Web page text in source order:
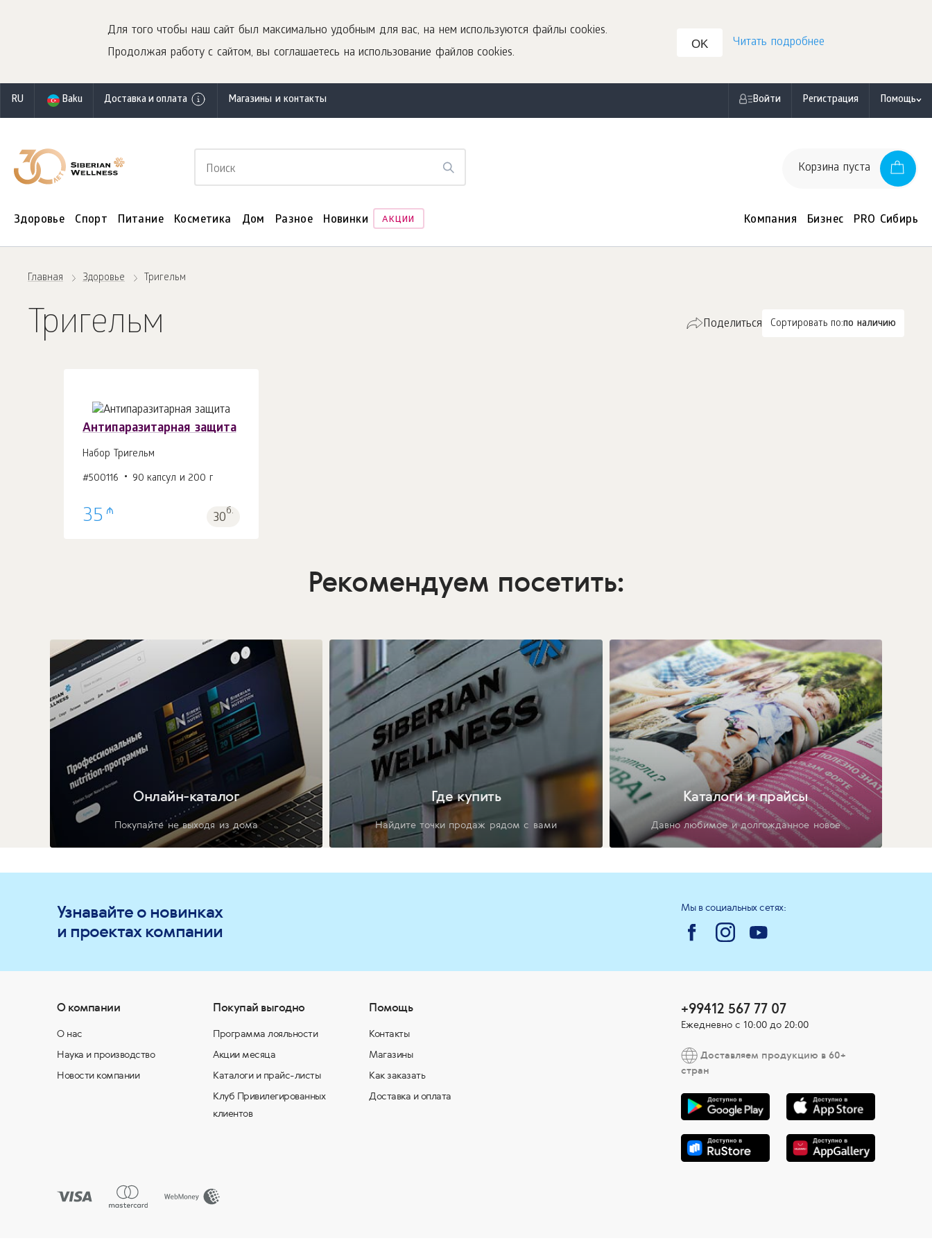
Для того чтобы наш сайт был максимально удобным для вас, на нем используются файлы cookies.
Продолжая работу с сайтом, вы соглашаетесь на использование файлов cookies.
OK Читать подробнее
RU Baku Доставка и оплата Магазины и контакты Войти Регистрация Помощь
Корзина пуста
Здоровье Спорт Питание Косметика Дом Разное Новинки АКЦИИ Компания Бизнес PRO Сибирь
Главная Здоровье Тригельм
Тригельм Сортировать по:по наличию
Поделиться
Антипаразитарная защита
Набор Тригельм
#500116 90 капсул и 200 г
35 ₼ 30б.
В корзину 1шт.
Рекомендуем посетить:
Онлайн-каталог
Покупайте не выходя из дома
Где купить
Найдите точки продаж рядом с вами
Каталоги и прайсы
Давно любимое и долгожданное новое
Узнавайте о новинках
и проектах компании
Мы в социальных сетях:
О компании
О нас
Наука и производство
Новости компании
Покупай выгодно
Программа лояльности
Акции месяца
Каталоги и прайс-листы
Клуб Привилегированных
клиентов
Помощь
Контакты
Магазины
Как заказать
Доставка и оплата
+99412 567 77 07
Ежедневно с 10:00 до 20:00
Доставляем продукцию в 60+
стран